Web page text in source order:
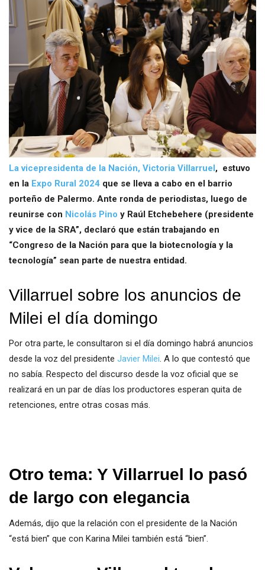
La vicepresidenta de la Nación, Victoria Villarruel, estuvo
en la Expo Rural 2024 que se lleva a cabo en el barrio
porteño de Palermo. Ante ronda de periodistas, luego de
reunirse con Nicolás Pino y Raúl Etchebehere (presidente
y vice de la SRA”, declaró que están trabajando en
“Congreso de la Nación para que la biotecnología y la
tecnología” sean parte de nuestra entidad.
Villarruel sobre los anuncios de
Milei el día domingo
Por otra parte, le consultaron si el día domingo habrá anuncios
desde la voz del presidente Javier Milei. A lo que contestó que
no sabía. Respecto del discurso desde la voz oficial que se
realizará en un par de días los productores esperan quita de
retenciones, entre otras cosas más.
Otro tema: Y Villarruel lo pasó
de largo con elegancia
Además, dijo que la relación con el presidente de la Nación
“está bien” que con Karina Milei también está “bien”.